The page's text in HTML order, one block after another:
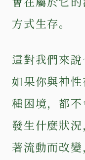
方式生存。
這對我們來說
如果你與神
種困境，都
發生什麼狀
著流動而改變